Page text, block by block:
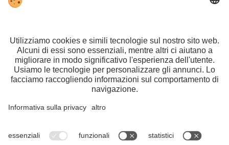
Part. IVA IT 03100450216 // CIN: IT021063A1TPPMV63T //Sitemap